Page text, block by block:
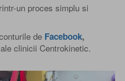
un proces simplu si
de Facebook,
ale clinicii Centrokinetic.